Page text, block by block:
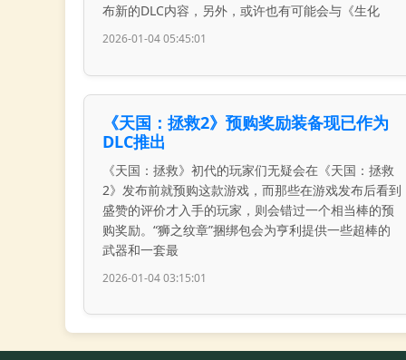
布新的DLC内容，另外，或许也有可能会与《生化
2026-01-04 05:45:01
《天国：拯救2》预购奖励装备现已作为
DLC推出
《天国：拯救》初代的玩家们无疑会在《天国：拯救
2》发布前就预购这款游戏，而那些在游戏发布后看到
盛赞的评价才入手的玩家，则会错过一个相当棒的预
购奖励。“狮之纹章”捆绑包会为亨利提供一些超棒的
武器和一套最
2026-01-04 03:15:01